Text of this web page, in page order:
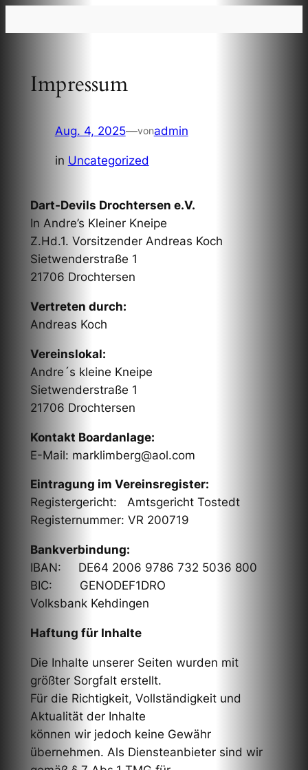
Inhalt
Impressum
Aug. 4, 2025—vonadmin
in Uncategorized
Dart-Devils Drochtersen e.V.
In Andre’s Kleiner Kneipe
Z.Hd.1. Vorsitzender Andreas Koch
Sietwenderstraße 1
21706 Drochtersen
Vertreten durch:
Andreas Koch
Vereinslokal:
Andre´s kleine Kneipe
Sietwenderstraße 1
21706 Drochtersen
Kontakt Boardanlage:
E-Mail: marklimberg@aol.com
Eintragung im Vereinsregister:
Registergericht: Amtsgericht Tostedt
Registernummer: VR 200719
Bankverbindung:
IBAN: DE64 2006 9786 732 5036 800
BIC: GENODEF1DRO
Volksbank Kehdingen
Haftung für Inhalte
Die Inhalte unserer Seiten wurden mit
größter Sorgfalt erstellt.
Für die Richtigkeit, Vollständigkeit und
Aktualität der Inhalte
können wir jedoch keine Gewähr
übernehmen. Als Diensteanbieter sind wir